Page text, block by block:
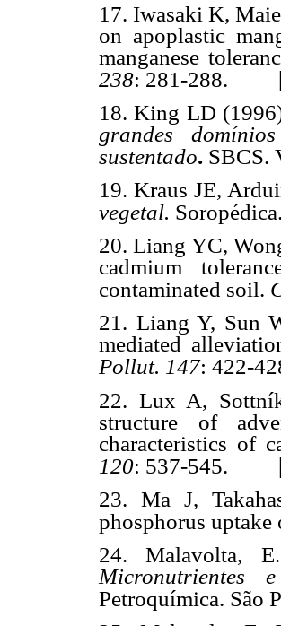
17. Iwasaki K,
on apoplastic
manganese
238: 281-288.
18. King LD
grandes
sustentado. SBCS.
19. Kraus JE,
vegetal.
20. Liang YC,
cadmium
contaminated soil.
21. Liang Y, Sun
mediated
Pollut. 147: 422-
22. Lux A,
structure of
characteristics of
120: 537-545.
23. Ma J,
phosphorus uptake
24. Malavolta,
Micronutrientes
Petroquímica. São